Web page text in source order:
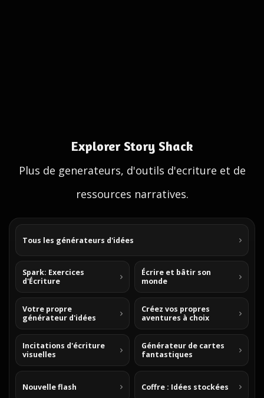
Explorer Story Shack
Plus de generateurs, d'outils d'ecriture et de
ressources narratives.
Tous les générateurs d'idées
Spark: Exercices
d'Écriture
Écrire et bâtir son
monde
Votre propre
générateur d'idées
Créez vos propres
aventures à choix
Incitations d'écriture
visuelles
Générateur de cartes
fantastiques
Nouvelle flash Coffre : Idées stockées